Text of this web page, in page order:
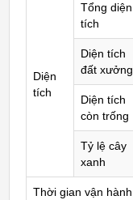
Diện
tích
Tổng diện
tích
Diện tích
đất xưởng
Diện tích
còn trống
Tỷ lệ cây
xanh
Thời gian vận hành